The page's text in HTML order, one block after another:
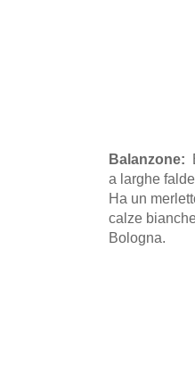
Balanzone:
a larghe
Ha un
calze
Bologna.